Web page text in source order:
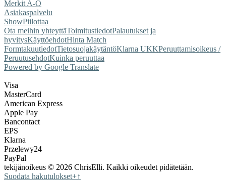
Merkit A-Ö
Asiakaspalvelu
ShowPiilottaa
Ota meihin yhteyttäToimitustiedotPalautukset ja
hyvitysKäyttöehdotHinta Match
FormtakuutiedotTietosuojakäytäntöKlarna UKKPeruuttamisoikeus /
PeruutusehdotKuinka peruuttaa
Powered by Google Translate
Visa
MasterCard
American Express
Apple Pay
Bancontact
EPS
Klarna
Przelewy24
PayPal
tekijänoikeus © 2026 ChrisElli. Kaikki oikeudet pidätetään.
Suodata hakutulokset+↑